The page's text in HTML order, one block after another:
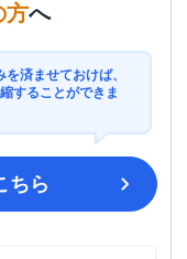
方へ
済ませておけば、
することができま
ちら